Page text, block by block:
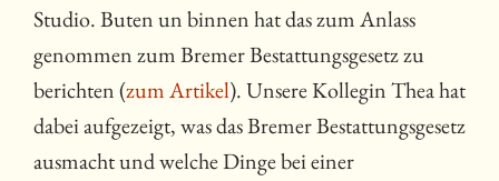
Studio. Buten un binnen hat das zum Anlass
genommen zum Bremer Bestattungsgesetz zu
berichten (zum Artikel). Unsere Kollegin Thea hat
dabei aufgezeigt, was das Bremer Bestattungsgesetz
ausmacht und welche Dinge bei einer